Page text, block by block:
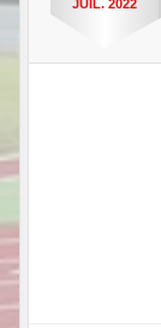
JUIL. 2022